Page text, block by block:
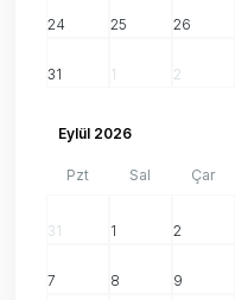
24 25 26
31 1 2
Eylül 2026
Pzt Sal Çar
31 1 2
7 8 9